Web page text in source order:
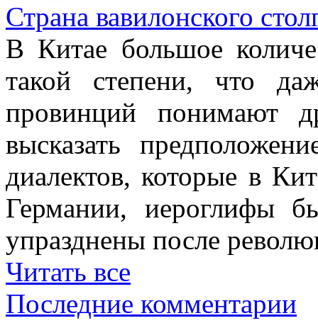
Страна вавилонского
В Китае большое
такой степени, что
провинций понимают
высказать
диалектов, которые в
Германии, иероглифы
упразднены после
Читать все
Последние комментарии